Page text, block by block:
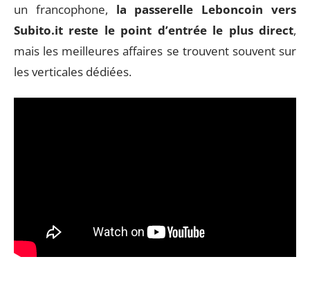
un francophone, la passerelle Leboncoin vers
Subito.it reste le point d’entrée le plus direct,
mais les meilleures affaires se trouvent souvent sur
les verticales dédiées.